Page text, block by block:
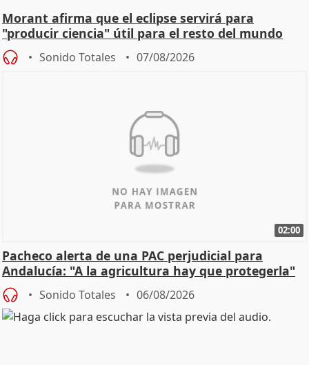
Morant afirma que el eclipse servirá para
"producir ciencia" útil para el resto del mundo
Sonido Totales 07/08/2026
02:00
Pacheco alerta de una PAC perjudicial para
Andalucía: "A la agricultura hay que protegerla"
Sonido Totales 06/08/2026